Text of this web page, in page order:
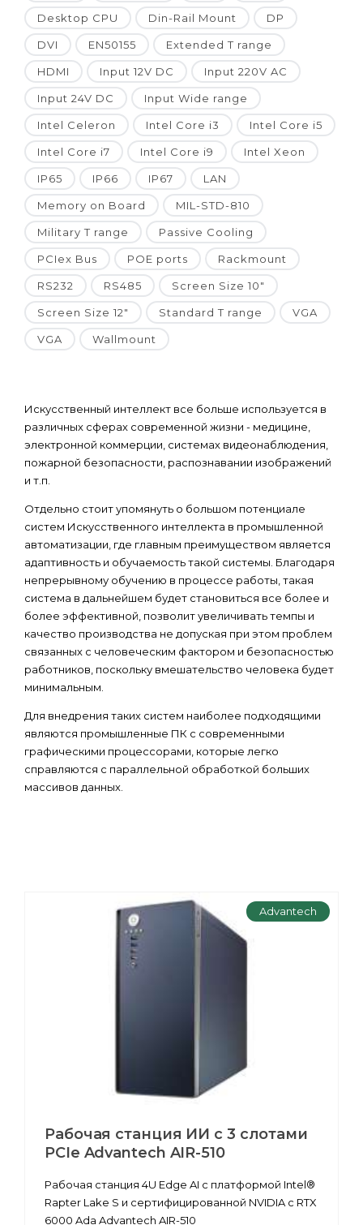
Desktop CPU Din-Rail Mount DP
DVI EN50155 Extended T range
HDMI Input 12V DC Input 220V AC
Input 24V DC Input Wide range
Intel Celeron Intel Core i3 Intel Core i5
Intel Core i7 Intel Core i9 Intel Xeon
IP65 IP66 IP67 LAN
Memory on Board MIL-STD-810
Military T range Passive Cooling
PCIex Bus POE ports Rackmount
RS232 RS485 Screen Size 10"
Screen Size 12" Standard T range VGA
VGA Wallmount
Искусственный интеллект все больше используется в
различных сферах современной жизни - медицине,
электронной коммерции, системах видеонаблюдения,
пожарной безопасности, распознавании изображений
и т.п.
Отдельно стоит упомянуть о большом потенциале
систем Искусственного интеллекта в промышленной
автоматизации, где главным преимуществом является
адаптивность и обучаемость такой системы. Благодаря
непрерывному обучению в процессе работы, такая
система в дальнейшем будет становиться все более и
более эффективной, позволит увеличивать темпы и
качество производства не допуская при этом проблем
связанных с человеческим фактором и безопасностью
работников, поскольку вмешательство человека будет
минимальным.
Для внедрения таких систем наиболее подходящими
являются промышленные ПК с современными
графическими процессорами, которые легко
справляются с параллельной обработкой больших
массивов данных.
Advantech
Рабочая станция ИИ с 3 слотами
PCIe Advantech AIR-510
Рабочая станция 4U Edge AI с платформой Intel®
Rapter Lake S и сертифицированной NVIDIA с RTX
6000 Ada Advantech AIR-510